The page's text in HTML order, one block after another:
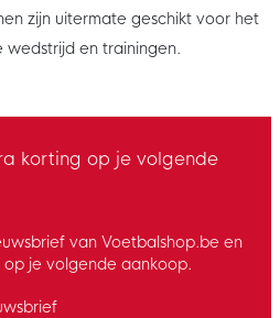
zijn uitermate geschikt voor het
wedstrijd en trainingen.
korting op je volgende
van Voetbalshop.be en
je volgende aankoop.